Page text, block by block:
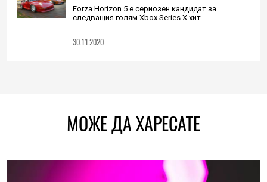
Forza Horizon 5 е сериозен кандидат за
следващия голям Xbox Series X хит
30.11.2020
МОЖЕ ДА ХАРЕСАТЕ